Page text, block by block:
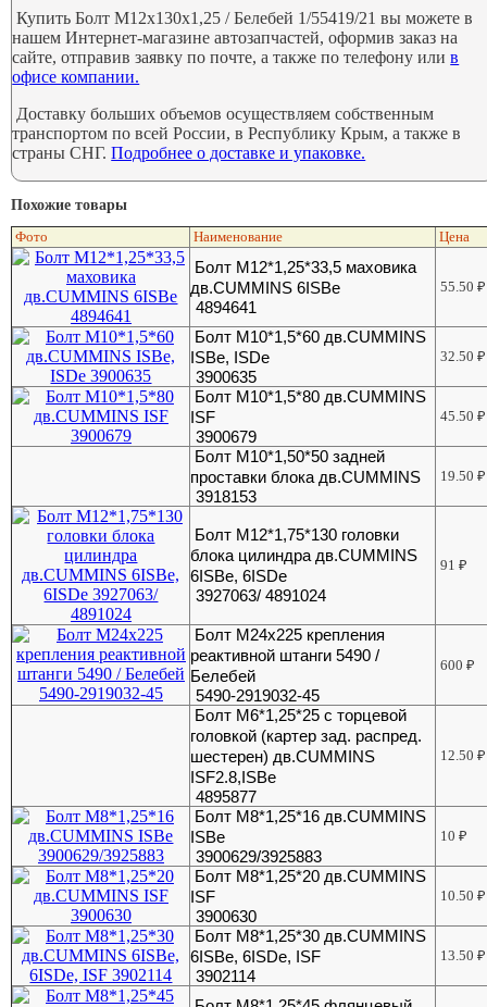
Купить Болт М12х130х1,25 / Белебей 1/55419/21 вы можете в
нашем Интернет-магазине автозапчастей, оформив заказ на
сайте, отправив заявку по почте, а также по телефону илив
офисе компании.
Доставку больших объемов осуществляем собственным
транспортом по всей России, в Республику Крым, а также в
страны СНГ.Подробнее о доставке и упаковке.
Похожие товары
Фото Наименование Цена
Болт M12*1,25*33,5 маховика
дв.CUMMINS 6ISBe
4894641
55.50₽
Болт М10*1,5*60 дв.CUMMINS
ISBe, ISDe
3900635
32.50₽
Болт М10*1,5*80 дв.CUMMINS
ISF
3900679
45.50₽
Болт М10*1,50*50 задней
проставки блока дв.CUMMINS
3918153
19.50₽
Болт М12*1,75*130 головки
блока цилиндра дв.CUMMINS
6ISBe, 6ISDe
3927063/ 4891024
91₽
Болт М24х225 крепления
реактивной штанги 5490 /
Белебей
5490-2919032-45
600₽
Болт М6*1,25*25 с торцевой
головкой (картер зад. распред.
шестерен) дв.CUMMINS
ISF2.8,ISBe
4895877
12.50₽
Болт М8*1,25*16 дв.CUMMINS
ISBe
3900629/3925883
10₽
Болт М8*1,25*20 дв.CUMMINS
ISF
3900630
10.50₽
Болт М8*1,25*30 дв.CUMMINS
6ISBe, 6ISDe, ISF
3902114
13.50₽